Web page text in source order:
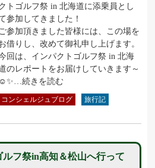
トゴルフ祭 in 北海道に添乗員とし
参加してきました！
参加頂きました皆様には、この場を
借りし、改めて御礼申し上げます。
回は、インパクトゴルフ祭 in 北海
のレポートをお届けしていきます～
☺✨…続きを読む
コンシェルジュブログ 旅行記
ルフ祭in高知＆松山へ行って